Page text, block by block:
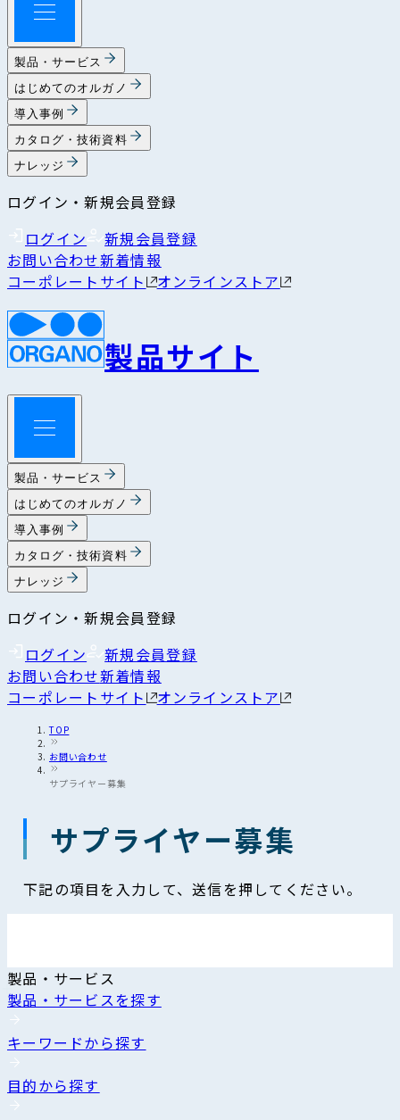
製品・サービス
はじめてのオルガノ
導入事例
カタログ・技術資料
ナレッジ
ログイン・新規会員登録
ログイン
新規会員登録
お問い合わせ新着情報
コーポレートサイト
オンラインストア
製品サイト
製品・サービス
はじめてのオルガノ
導入事例
カタログ・技術資料
ナレッジ
ログイン・新規会員登録
ログイン
新規会員登録
お問い合わせ新着情報
コーポレートサイト
オンラインストア
TOP
お問い合わせ
サプライヤー募集
サプライヤー募集
下記の項目を入力して、送信を押してください。
製品・サービス
製品・サービスを探す
キーワードから探す
目的から探す